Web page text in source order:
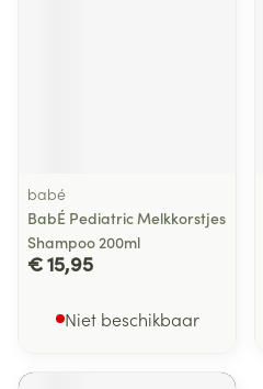
babé
BabÉ Pediatric Melkkorstjes
Shampoo 200ml
€ 15,95
Niet beschikbaar